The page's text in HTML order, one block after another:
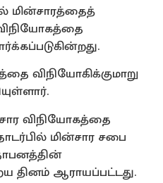
மின்சாரத்தைத்
விநியோகிக்குமாறு
விநியோகத்தை
மின்சார சபை
தினம் ஆராயப்பட்டது.